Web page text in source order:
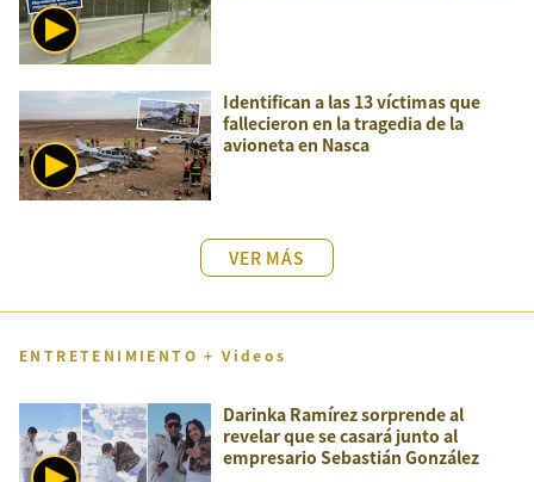
Identifican a las 13 víctimas que
fallecieron en la tragedia de la
avioneta en Nasca
VER MÁS
ENTRETENIMIENTO + Videos
Darinka Ramírez sorprende al
revelar que se casará junto al
empresario Sebastián González